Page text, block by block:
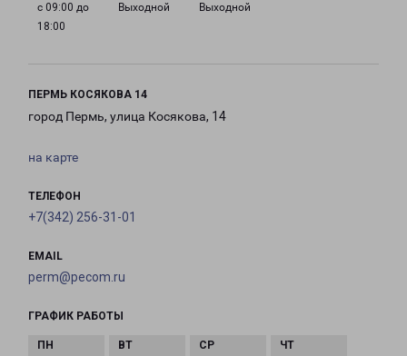
с 09:00 до
18:00
Выходной Выходной
ПЕРМЬ КОСЯКОВА 14
город Пермь, улица Косякова, 14
на карте
ТЕЛЕФОН
+7(342) 256-31-01
EMAIL
perm@pecom.ru
ГРАФИК РАБОТЫ